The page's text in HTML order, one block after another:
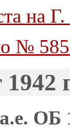
на
№ 585
ОБ